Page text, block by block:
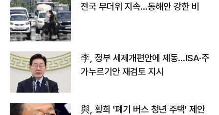
전국 무더위 지속…동해안 강한 비
李, 정부 세제개편안에 제동…ISA·주
가누르기안 재검토 지시
與, 황희 '폐기 버스 청년 주택' 제안